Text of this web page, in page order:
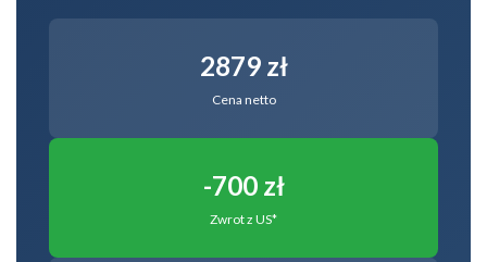
2879 zł
Cena netto
-700 zł
Zwrot z US*